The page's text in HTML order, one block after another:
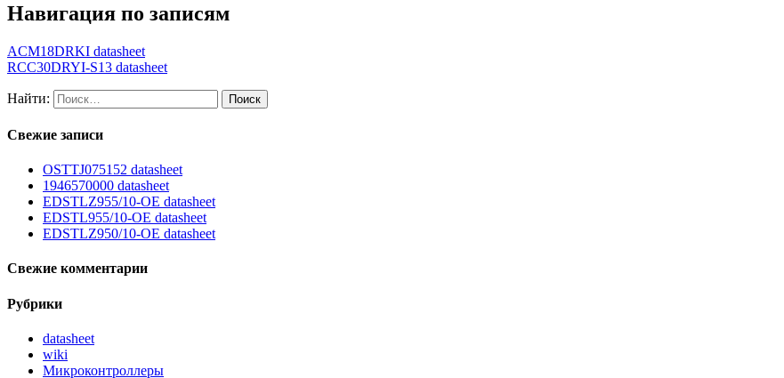
Навигация по записям
ACM18DRKI datasheet
RCC30DRYI-S13 datasheet
Найти:
Свежие записи
OSTTJ075152 datasheet
1946570000 datasheet
EDSTLZ955/10-OE datasheet
EDSTL955/10-OE datasheet
EDSTLZ950/10-OE datasheet
Свежие комментарии
Рубрики
datasheet
wiki
Микроконтроллеры